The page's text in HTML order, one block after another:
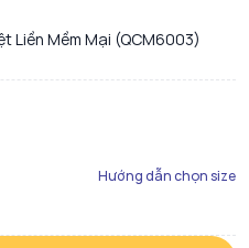
Liền Mềm Mại (QCM6003)
Hướng dẫn chọn size